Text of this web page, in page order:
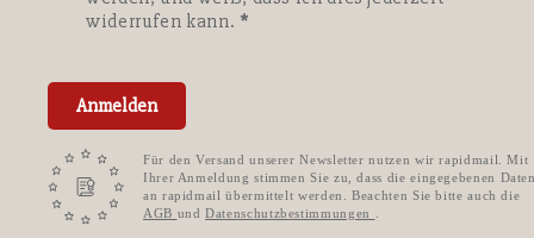
widerrufen kann.
Anmelden
Für den Versand unserer Newsletter nutzen wir rapidmail. Mit
Ihrer Anmeldung stimmen Sie zu, dass die eingegebenen
an rapidmail übermittelt werden. Beachten Sie bitte auch die
AGB undDatenschutzbestimmungen